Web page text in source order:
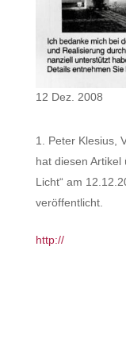
12 Dez. 2008
Peter Klesius,
hat diesen Artikel
Licht“ am
veröffentlicht.
http://